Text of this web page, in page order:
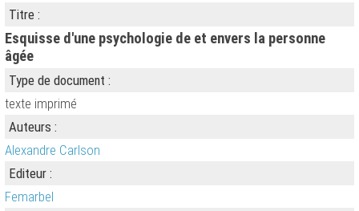
Titre :
Esquisse d'une psychologie de et envers la personne
âgée
Type de document :
texte imprimé
Auteurs :
Alexandre Carlson
Editeur :
Femarbel